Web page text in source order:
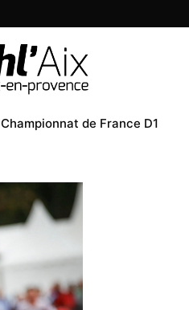
Championnat de France D1